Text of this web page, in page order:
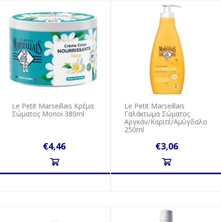
Le Petit Marseillais Κρέμα
Σώματος Monoi 380ml
€4,46
Le Petit Marseillais
Γαλάκτωμα Σώματος
Αργκάν/Καριτέ/Αμύγδαλο
250ml
€3,06